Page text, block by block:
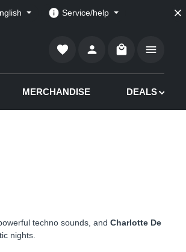
Service/help
Shopping cart
MERCHANDISE DEALS
techno sounds, and Charlotte De
nights.